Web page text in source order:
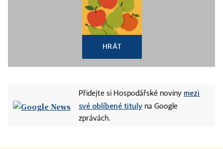
HRÁT
Přidejte si Hospodářské noviny mezi
své oblíbené tituly na Google
zprávách.